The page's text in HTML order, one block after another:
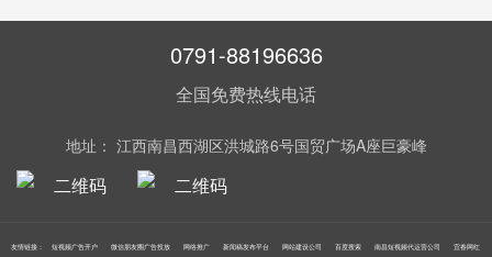
理，搜索引擎营销，关键词优化，网站建设，SEO网站优
化，SEM竞价优化，小程序制作，网络推广，网络营销，
设计，LOGO设计，口碑优化，品牌形象设计，获客推广，
网站定制，APP开发，软件制作，网络公关，网站推广，海
告等等业务！在江西更多人选择南昌莫非传媒！
0791-88196636
全国免费热线电话
地址： 江西南昌西湖区洪城路6号国贸广场A座巨豪峰
友情链接： 短视频广告开户 微信朋友圈广告投放 网络推广 新闻稿发布平台 网站建设公司 百度搜索 南昌短视频代运营公司 宜春网红